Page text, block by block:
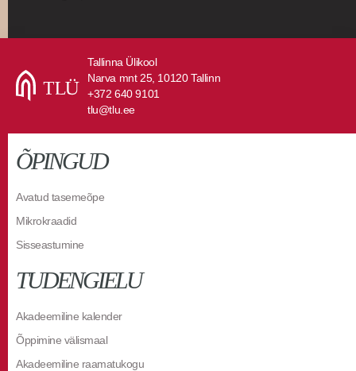
Tallinna Ülikool
Narva mnt 25, 10120 Tallinn
+372 640 9101
tlu@tlu.ee
ÕPINGUD
Avatud tasemeõpe
Mikrokraadid
Sisseastumine
TUDENGIELU
Akadeemiline kalender
Õppimine välismaal
Akadeemiline raamatukogu